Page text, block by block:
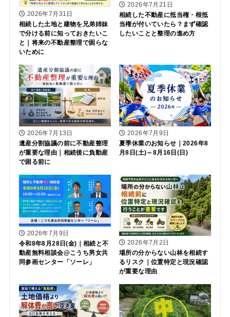
2026年7月31日
相続した土地と建物を兄弟姉妹
で分ける前に知っておきたいこ
と｜将来の不動産整理で困らな
いために
2026年7月21日
相続した不動産に抵当権・根抵
当権が付いていたら？まず確認
したいことと整理の進め方
2026年7月13日
遺産分割協議の前に不動産整理
が重要な理由｜相続後に負動産
で困る前に
2026年7月9日
夏季休業のお知らせ｜2026年8
月8日(土)～8月16日(日)
2026年7月9日
令和8年8月28日(金)｜相続と不
動産無料相談会@こうち男女共
同参画センター「ソーレ」
2026年7月2日
場所の分からない山林を相続す
るリスク｜位置特定と現況確認
が重要な理由